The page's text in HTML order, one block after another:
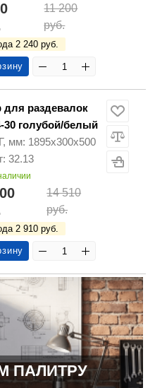
11 200
руб.
2 240 руб.
раздевалок
30 голубой/белый
мм: 1895х300х500
32.13
14 510
руб.
2 910 руб.
ПАЛИТРУ